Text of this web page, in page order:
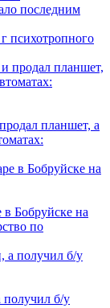
психотропного
планшет, а
Бобруйске на
по
получил б/у